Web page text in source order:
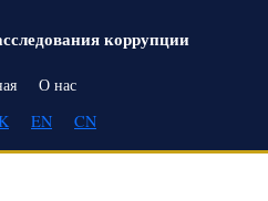
коррупции
navigation
О нас
EN CN